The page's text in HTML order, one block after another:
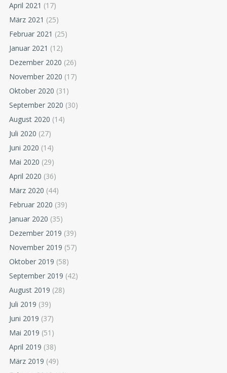
April 2021 (17)
März 2021 (25)
Februar 2021 (25)
Januar 2021 (12)
Dezember 2020 (26)
November 2020 (17)
Oktober 2020 (31)
September 2020 (30)
August 2020 (14)
Juli 2020 (27)
Juni 2020 (14)
Mai 2020 (29)
April 2020 (36)
März 2020 (44)
Februar 2020 (39)
Januar 2020 (35)
Dezember 2019 (39)
November 2019 (57)
Oktober 2019 (58)
September 2019 (42)
August 2019 (28)
Juli 2019 (39)
Juni 2019 (37)
Mai 2019 (51)
April 2019 (38)
März 2019 (49)